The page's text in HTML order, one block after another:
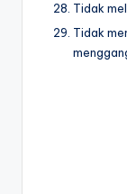
Tidak
Tidak